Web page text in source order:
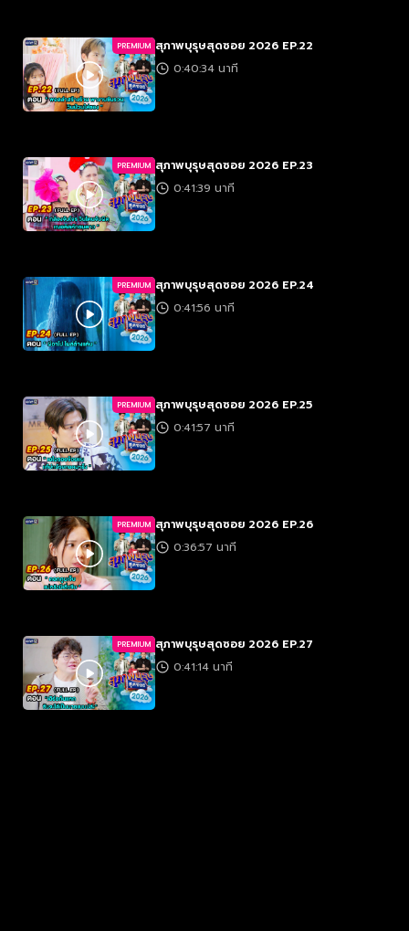
PREMIUM สุภาพบุรุษสุดซอย 2026 EP.22
0:40:34 นาที
PREMIUM สุภาพบุรุษสุดซอย 2026 EP.23
0:41:39 นาที
PREMIUM สุภาพบุรุษสุดซอย 2026 EP.24
0:41:56 นาที
PREMIUM สุภาพบุรุษสุดซอย 2026 EP.25
0:41:57 นาที
PREMIUM สุภาพบุรุษสุดซอย 2026 EP.26
0:36:57 นาที
PREMIUM สุภาพบุรุษสุดซอย 2026 EP.27
0:41:14 นาที